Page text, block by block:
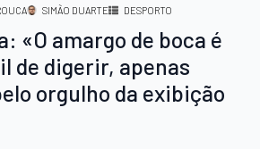
SIMÃO DUARTE DESPORTO
«O amargo de boca é
de digerir, apenas
orgulho da exibição